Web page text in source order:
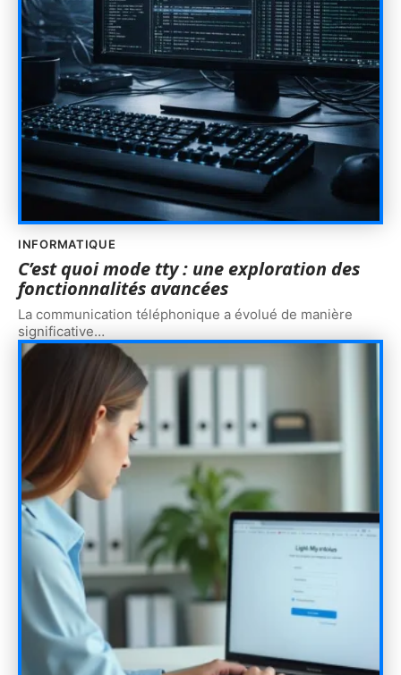
INFORMATIQUE
C’est quoi mode tty : une exploration des
fonctionnalités avancées
La communication téléphonique a évolué de manière
significative…